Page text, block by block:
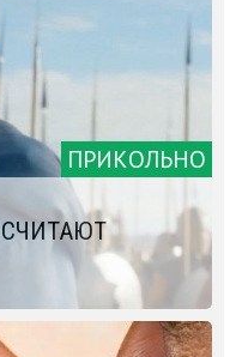
ПРИКОЛЬНО